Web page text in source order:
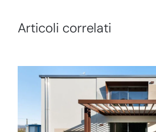
Articoli correlati